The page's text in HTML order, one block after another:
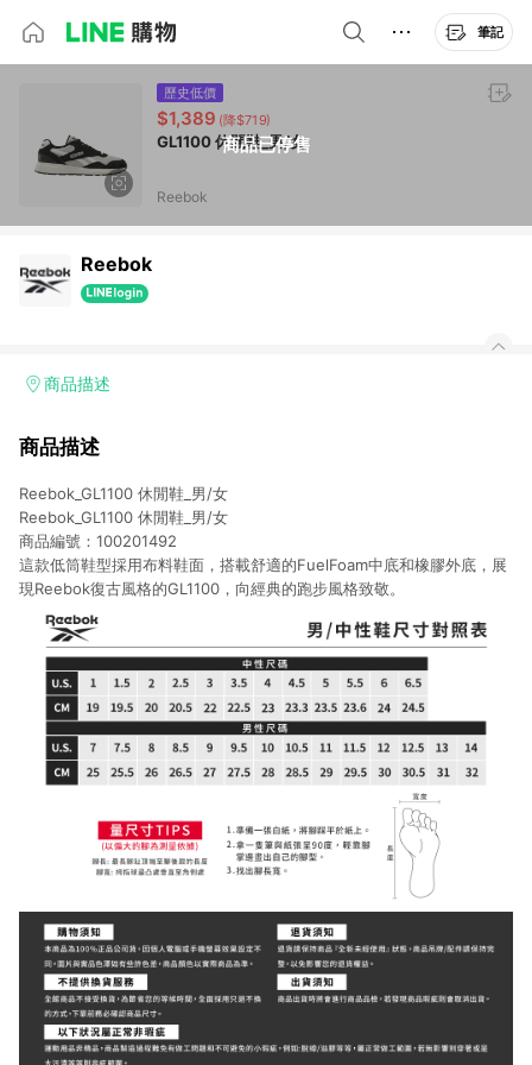
筆記
商品已停售
歷史低價
$1,389 (降$719)
GL1100 休閒鞋_男/女
Reebok
Reebok
商品描述
商品描述
Reebok_GL1100 休閒鞋_男/女
Reebok_GL1100 休閒鞋_男/女
商品編號：100201492
這款低筒鞋型採用布料鞋面，搭載舒適的FuelFoam中底和橡膠外底，展
現Reebok復古風格的GL1100，向經典的跑步風格致敬。